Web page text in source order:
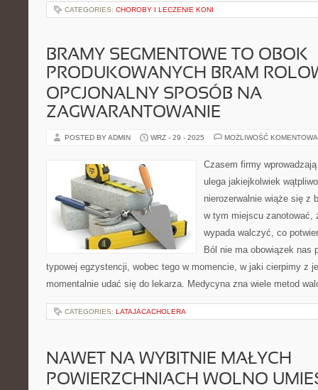
CATEGORIES: CHOROBY I LECZENIE KONI
BRAMY SEGMENTOWE TO OBOK
PRODUKOWANYCH BRAM
OPCJONALNY SPOSÓB NA
ZAGWARANTOWANIE
POSTED BY ADMIN WRZ - 29 - 2025 MOŻLIWOŚĆ
Czasem firmy
ulega jakiejkolwiek
nierozerwalnie wiąże się z
w tym miejscu zanotować,
wypada walczyć, co
Ból nie ma obowiązek nas
typowej egzystencji, wobec tego w momencie, w jaki cierpimy z
momentalnie udać się do lekarza. Medycyna zna wiele metod
CATEGORIES: LATAJACACHOLERA
NAWET NA WYBITNIE MAŁYCH
POWIERZCHNIACH WOLNO